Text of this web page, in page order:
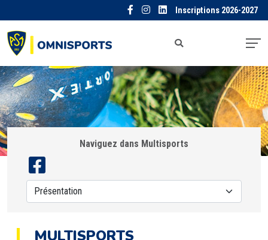
Inscriptions 2026-2027
Naviguez dans Multisports
MULTISPORTS